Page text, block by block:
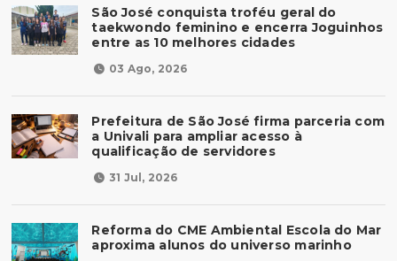
São José conquista troféu geral do
taekwondo feminino e encerra Joguinhos
entre as 10 melhores cidades
03 Ago, 2026
Prefeitura de São José firma parceria com
a Univali para ampliar acesso à
qualificação de servidores
31 Jul, 2026
Reforma do CME Ambiental Escola do Mar
aproxima alunos do universo marinho